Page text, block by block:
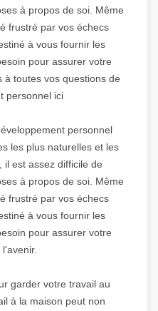
à propos de soi. Même
frustré par vos échecs
à vous fournir les
pour assurer votre
à toutes vos questions de
personnel ici
personnel
les plus naturelles et les
il est assez difficile de
à propos de soi. Même
frustré par vos échecs
à vous fournir les
pour assurer votre
garder votre travail au
à la maison peut non